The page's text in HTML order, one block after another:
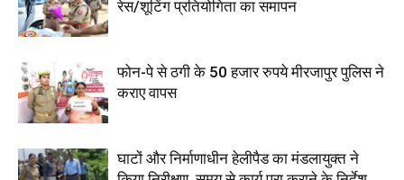
रेस/शूटिंग प्रतियोगिता का समापन
फोन-पे से ठगी के 50 हजार रुपये मीरजापुर पुलिस ने
कराए वापस
घाटों और निर्माणाधीन हेलीपैड का मंडलायुक्त ने